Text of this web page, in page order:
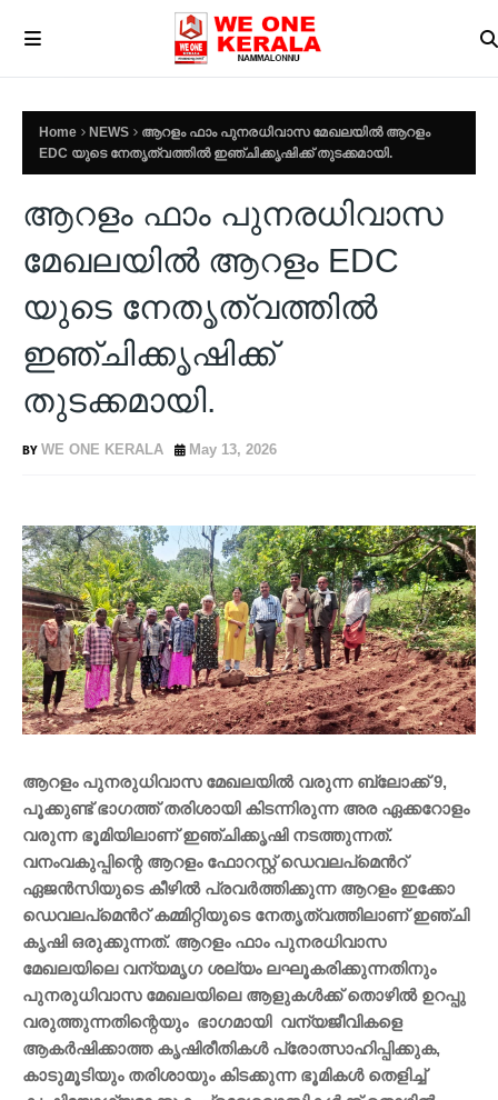
Home NEWS
ആറളം ഫാം പുനരധിവാസ മേഖലയിൽ ആറളം
EDC യുടെ നേതൃത്വത്തിൽ ഇഞ്ചിക്കൃഷിക്ക് തുടക്കമായി.
ആറളം ഫാം പുനരധിവാസ
മേഖലയിൽ ആറളം EDC
യുടെ നേതൃത്വത്തിൽ
ഇഞ്ചിക്കൃഷിക്ക്
തുടക്കമായി.
WE ONE KERALA May 13, 2026
ആറളം പുനരുധിവാസ മേഖലയിൽ വരുന്ന ബ്ലോക്ക് 9,
പൂക്കുണ്ട് ഭാഗത്ത് തരിശായി കിടന്നിരുന്ന അര ഏക്കറോളം
വരുന്ന ഭൂമിയിലാണ് ഇഞ്ചിക്കൃഷി നടത്തുന്നത്.
വനംവകുപ്പിന്റെ ആറളം ഫോറസ്റ്റ് ഡെവലപ്മെൻറ്
ഏജൻസിയുടെ കീഴിൽ പ്രവർത്തിക്കുന്ന ആറളം ഇക്കോ
ഡെവലപ്മെൻറ് കമ്മിറ്റിയുടെ നേതൃത്വത്തിലാണ് ഇഞ്ചി
കൃഷി ഒരുക്കുന്നത്. ആറളം ഫാം പുനരധിവാസ
മേഖലയിലെ വന്യമൃഗ ശല്യം ലഘൂകരിക്കുന്നതിനും
പുനരുധിവാസ മേഖലയിലെ ആളുകൾക്ക് തൊഴിൽ ഉറപ്പു
വരുത്തുന്നതിന്റെയും ഭാഗമായി വന്യജീവികളെ
ആകർഷിക്കാത്ത കൃഷിരീതികൾ പ്രോത്സാഹിപ്പിക്കുക,
കാടുമൂടിയും തരിശായും കിടക്കുന്ന ഭൂമികൾ തെളിച്ച്